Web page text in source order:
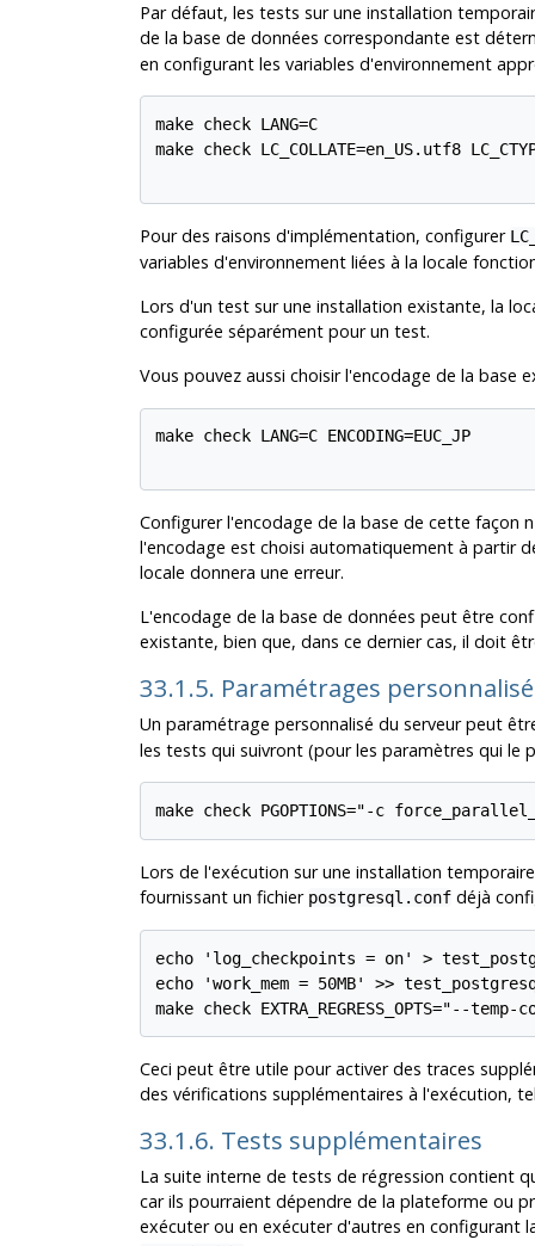
Par défaut, les tests sur une installation
de la base de données correspondante est
en configurant les variables d'environnement
make check LANG=C
make check LC_COLLATE=en_US.utf8
Pour des raisons d'implémentation, configurer
variables d'environnement liées à la locale
Lors d'un test sur une installation existante, la
configurée séparément pour un test.
Vous pouvez aussi choisir l'encodage de la base
make check LANG=C ENCODING=EUC_JP
Configurer l'encodage de la base de cette façon
l'encodage est choisi automatiquement à partir
locale donnera une erreur.
L'encodage de la base de données peut être
existante, bien que, dans ce dernier cas, il doit
33.1.5. Paramétrages
Un paramétrage personnalisé du serveur peut
les tests qui suivront (pour les paramètres qui le
Lors de l'exécution sur une installation
fournissant un fichier postgresql.confdéjà
echo 'log_checkpoints = on' >
echo 'work_mem = 50MB' >>
Ceci peut être utile pour activer des traces
des vérifications supplémentaires à l'exécution,
33.1.6. Tests supplémentaires
La suite interne de tests de régression contient
car ils pourraient dépendre de la plateforme ou
exécuter ou en exécuter d'autres en configurant